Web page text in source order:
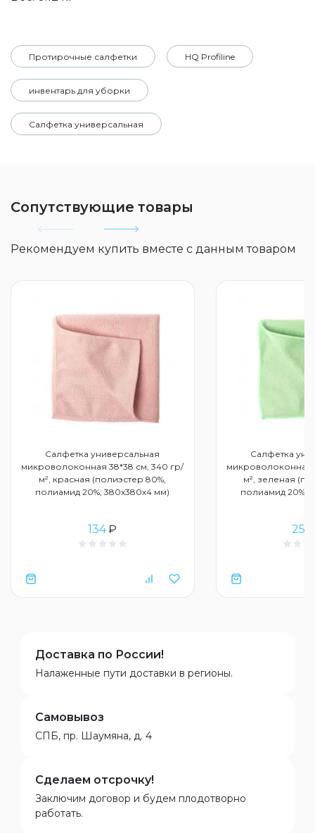
Протирочные салфетки HQ Profiline
инвентарь для уборки
Салфетка универсальная
Сопутствующие товары
Рекомендуем купить вместе с данным товаром
Салфетка универсальная
микроволоконная 38*38 см, 340 гр/
м², красная (полиэстер 80%,
полиамид 20%; 380х380х4 мм)
134₽
Салфетка
микроволоконная
м², зеленая
полиамид 20%;
254
Доставка по России!
Налаженные пути доставки в регионы.
Самовывоз
СПБ, пр. Шаумяна, д. 4
Сделаем отсрочку!
Заключим договор и будем плодотворно
работать.